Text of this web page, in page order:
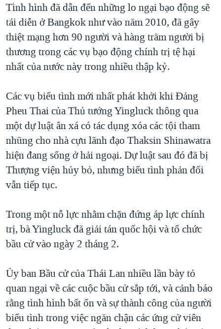
Tình hình đã dẫn đến những lo ngại bạo động sẽ
tái diễn ở Bangkok như vào năm 2010, đã gây
thiệt mạng hơn 90 người và hàng trăm người bị
thương trong các vụ bạo động chính trị tệ hại
nhất của nước này trong nhiều thập kỷ.
Các vụ biểu tình mới nhất phát khởi khi Đảng
Pheu Thai của Thủ tướng Yingluck thông qua
một dự luật ân xá có tác dụng xóa các tội tham
nhũng cho nhà cựu lãnh đạo Thaksin Shinawatra
hiện đang sống ở hải ngoại. Dự luật sau đó đã bị
Thượng viện hủy bỏ, nhưng biểu tình phản đối
vẫn tiếp tục.
Trong một nỗ lực nhằm chặn đứng áp lực chính
trị, bà Yingluck đã giải tán quốc hội và tổ chức
bầu cử vào ngày 2 tháng 2.
Ủy ban Bầu cử của Thái Lan nhiều lần bày tỏ
quan ngại về các cuộc bầu cử sắp tới, và cảnh báo
rằng tình hình bất ổn và sự thành công của người
biểu tình trong việc ngăn chận các ứng cử viên